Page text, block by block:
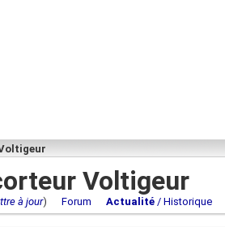
Voltigeur
à jour) Forum Actualité / Historique